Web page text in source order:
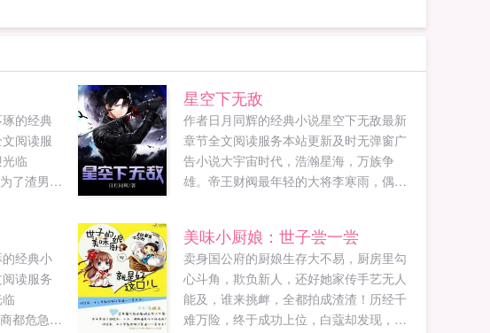
的经典
阅读服
临
了渣男负
娶你，
百年后
你心里
把抓住
呢？你
星空下无敌
作者日月同辉的经典小说星空下无敌最新
章节全文阅读服务本站更新及时无弹窗广
告小说大宇宙时代，浩瀚星海，万族争
雄。帝王财阀最年轻的大将李寒雨，偶然
圣子，碳烤神女，敲诸天大能闷棍，给一
教老祖灌心灵鸡汤...
经典小
读服务
都危急，
美味小厨娘：世子尝一尝
卖身国公府的厨娘生存大不易，厨房里勾
心斗角，欺负新人，还好她家传手艺无人
能及，谁来挑衅，全都拍成渣渣！历经千
难万险，终于成功上位，白蔻却发现，世